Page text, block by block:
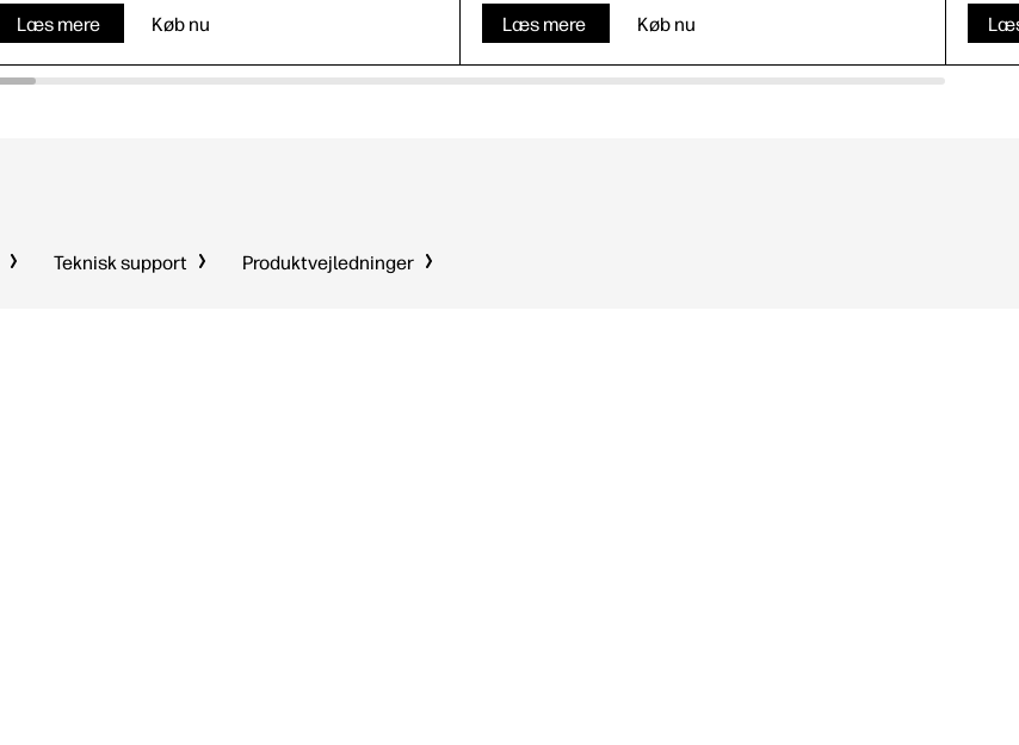
Læs mere Køb nu Læs mere Køb nu
Teknisk support Produktvejledninger